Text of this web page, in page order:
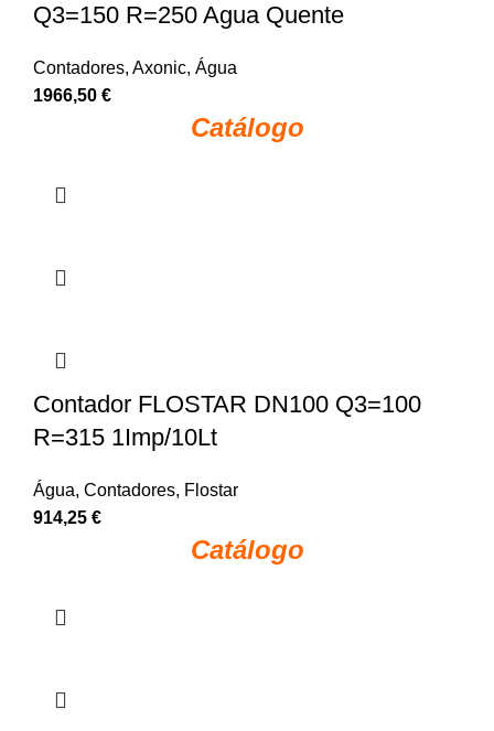
Q3=150 R=250 Agua Quente
Contadores, Axonic, Água
1966,50 €
Catálogo
Contador FLOSTAR DN100 Q3=100
R=315 1Imp/10Lt
Água, Contadores, Flostar
914,25 €
Catálogo